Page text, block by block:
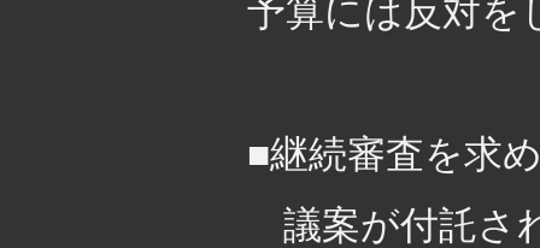
予算には反対を
■継続審査を求
議案が付託さ